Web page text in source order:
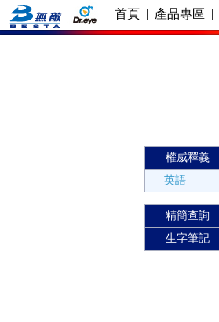
首頁 | 產品專區 |
權威釋義
英語
精簡查詢
生字筆記